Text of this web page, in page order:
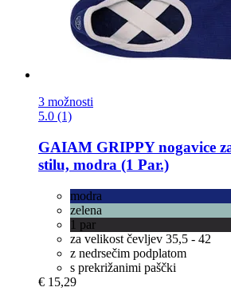
3 možnosti
5.0 (1)
GAIAM GRIPPY nogavice
stilu, modra (1 Par.)
modra
zelena
1 par
za velikost čevljev 35,5 - 42
z nedrsečim podplatom
s prekrižanimi paščki
€ 15,29